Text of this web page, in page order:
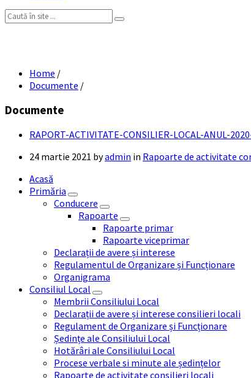
Search:
Home /
Documente /
Documente
RAPORT-ACTIVITATE-CONSILIER-LOCAL-ANUL-
24 martie 2021 byadmin in Rapoarte de activitate
Acasă
Primăria
Conducere
Rapoarte
Rapoarte primar
Rapoarte viceprimar
Declarații de avere și interese
Regulamentul de Organizare și Funcționare
Organigrama
Consiliul Local
Membrii Consiliului Local
Declarații de avere și interese consilieri locali
Regulament de Organizare și Funcționare
Ședințe ale Consiliului Local
Hotărâri ale Consiliului Local
Procese verbale si minute ale ședințelor
Rapoarte de activitate consilieri locali